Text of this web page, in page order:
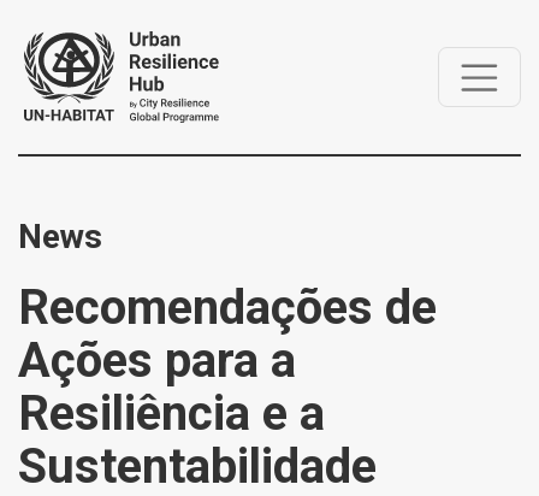
News
Recomendações de
Ações para a
Resiliência e a
Sustentabilidade